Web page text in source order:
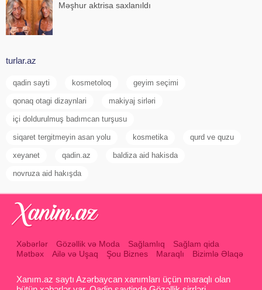
Məşhur aktrisa saxlanıldı
turlar.az
qadin sayti kosmetoloq geyim seçimi
qonaq otagi dizaynlari makiyaj sirləri
içi doldurulmuş badımcan turşusu
siqaret tergitmeyin asan yolu kosmetika qurd ve quzu
xeyanet qadin.az baldiza aid hakisda
novruza aid hakışda
Xəbərlər Gözəllik və Moda Sağlamlıq
Sağlam qida
Mətbəx
Ailə və Uşaq Şou Biznes Maraqlı Bizimlə Əlaqə
Xanım.az saytı Azərbaycan xanımları üçün maraqlı olan